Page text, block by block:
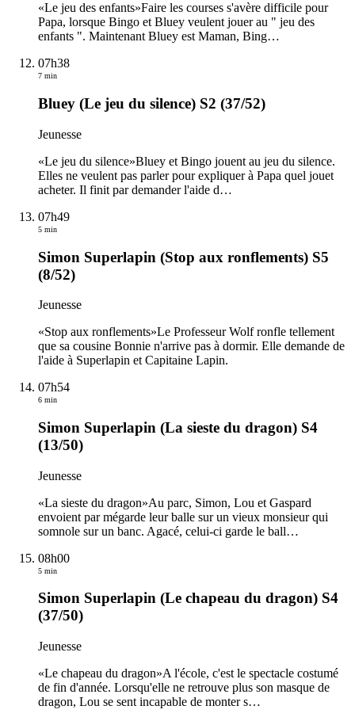
«Le jeu des enfants»Faire les courses s'avère difficile pour
Papa, lorsque Bingo et Bluey veulent jouer au " jeu des
enfants ". Maintenant Bluey est Maman, Bing…
07h38
7 min
Bluey (Le jeu du silence) S2 (37/52)
Jeunesse
«Le jeu du silence»Bluey et Bingo jouent au jeu du silence.
Elles ne veulent pas parler pour expliquer à Papa quel jouet
acheter. Il finit par demander l'aide d…
07h49
5 min
Simon Superlapin (Stop aux ronflements) S5
(8/52)
Jeunesse
«Stop aux ronflements»Le Professeur Wolf ronfle tellement
que sa cousine Bonnie n'arrive pas à dormir. Elle demande de
l'aide à Superlapin et Capitaine Lapin.
07h54
6 min
Simon Superlapin (La sieste du dragon) S4
(13/50)
Jeunesse
«La sieste du dragon»Au parc, Simon, Lou et Gaspard
envoient par mégarde leur balle sur un vieux monsieur qui
somnole sur un banc. Agacé, celui-ci garde le ball…
08h00
5 min
Simon Superlapin (Le chapeau du dragon) S4
(37/50)
Jeunesse
«Le chapeau du dragon»A l'école, c'est le spectacle costumé
de fin d'année. Lorsqu'elle ne retrouve plus son masque de
dragon, Lou se sent incapable de monter s…